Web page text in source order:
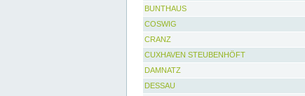
BUNTHAUS
COSWIG
CRANZ
CUXHAVEN STEUBENHÖFT
DAMNATZ
DESSAU